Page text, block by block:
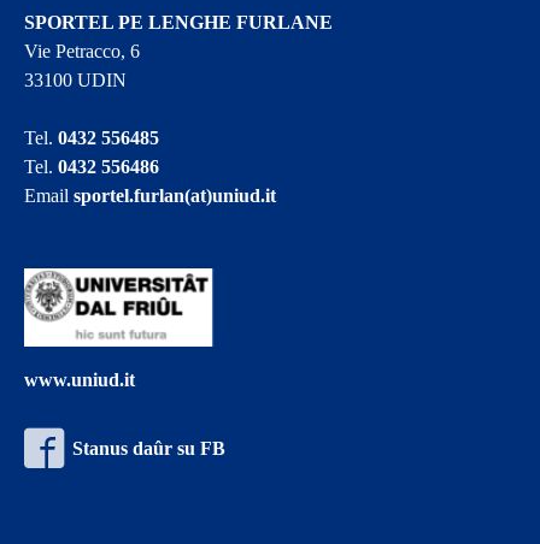
SPORTEL PE LENGHE FURLANE
Vie Petracco, 6
33100 UDIN
Tel.0432 556485
Tel.0432 556486
Emailsportel.furlan(at)uniud.it
www.uniud.it
Stanus daûr su FB